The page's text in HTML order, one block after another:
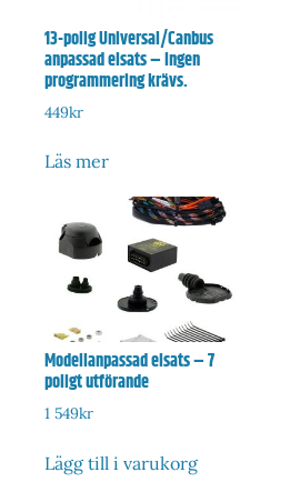
13-polig Universal/Canbus
anpassad elsats – Ingen
programmering krävs.
449kr
Läs mer
Modellanpassad elsats – 7
poligt utförande
1 549kr
Lägg till i varukorg